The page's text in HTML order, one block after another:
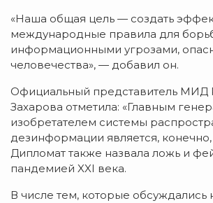
«Наша общая цель — создать
международные правила для
информационными угрозами,
человечества», — добавил он.
Официальный представитель
Захарова отметила: «Главным
изобретателем системы
дезинформации является,
Дипломат также назвала ложь и
пандемией XXI века.
В числе тем, которые обсуждались